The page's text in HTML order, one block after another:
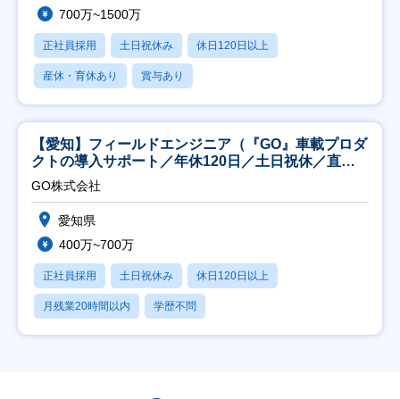
700万~1500万
正社員採用 土日祝休み 休日120日以上
産休・育休あり 賞与あり
【愛知】フィールドエンジニア（『GO』車載プロダ
クトの導入サポート／年休120日／土日祝休／直行
直帰
GO株式会社
愛知県
400万~700万
正社員採用 土日祝休み 休日120日以上
月残業20時間以内 学歴不問